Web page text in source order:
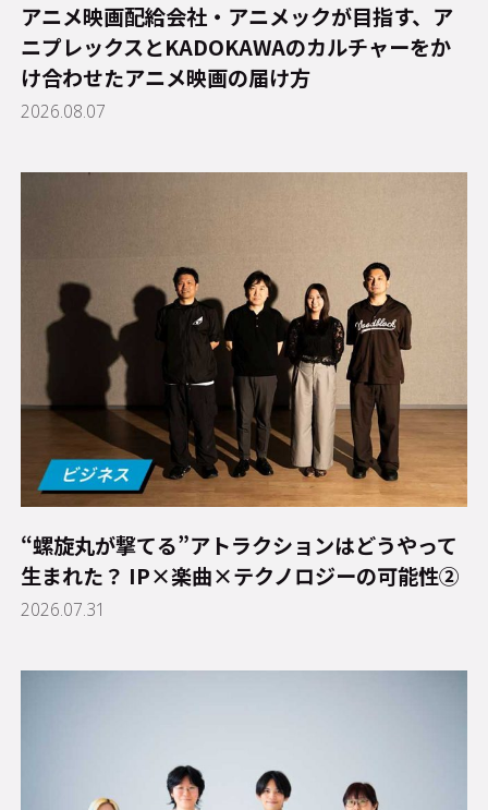
アニメ映画配給会社・アニメックが目指す、ア
ニプレックスとKADOKAWAのカルチャーをか
け合わせたアニメ映画の届け方
2026.08.07
“螺旋丸が撃てる”アトラクションはどうやって
生まれた？ IP×楽曲×テクノロジーの可能性②
2026.07.31